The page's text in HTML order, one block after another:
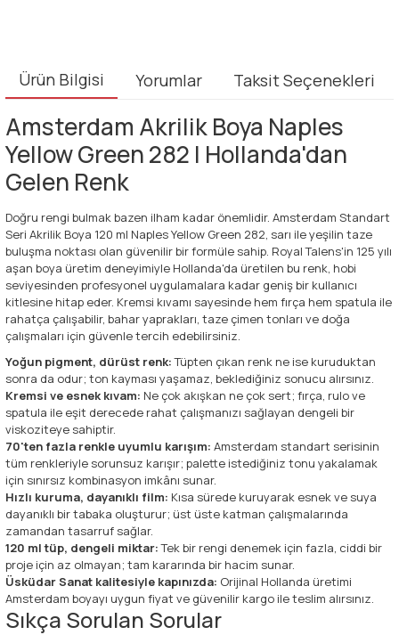
Ürün Bilgisi Yorumlar Taksit Seçenekleri
Amsterdam Akrilik Boya Naples
Yellow Green 282 | Hollanda'dan
Gelen Renk
Doğru rengi bulmak bazen ilham kadar önemlidir. Amsterdam Standart
Seri Akrilik Boya 120 ml Naples Yellow Green 282, sarı ile yeşilin taze
buluşma noktası olan güvenilir bir formüle sahip. Royal Talens'in 125 yılı
aşan boya üretim deneyimiyle Hollanda'da üretilen bu renk, hobi
seviyesinden profesyonel uygulamalara kadar geniş bir kullanıcı
kitlesine hitap eder. Kremsi kıvamı sayesinde hem fırça hem spatula ile
rahatça çalışabilir, bahar yaprakları, taze çimen tonları ve doğa
çalışmaları için güvenle tercih edebilirsiniz.
Yoğun pigment, dürüst renk:Tüpten çıkan renk ne ise kuruduktan
sonra da odur; ton kayması yaşamaz, beklediğiniz sonucu alırsınız.
Kremsi ve esnek kıvam: Ne çok akışkan ne çok sert; fırça, rulo ve
spatula ile eşit derecede rahat çalışmanızı sağlayan dengeli bir
viskoziteye sahiptir.
70'ten fazla renkle uyumlu karışım: Amsterdam standart serisinin
tüm renkleriyle sorunsuz karışır; palette istediğiniz tonu yakalamak
için sınırsız kombinasyon imkânı sunar.
Hızlı kuruma, dayanıklı film: Kısa sürede kuruyarak esnek ve suya
dayanıklı bir tabaka oluşturur; üst üste katman çalışmalarında
zamandan tasarruf sağlar.
120 ml tüp, dengeli miktar:Tek bir rengi denemek için fazla, ciddi bir
proje için az olmayan; tam kararında bir hacim sunar.
Üsküdar Sanat kalitesiyle kapınızda: Orijinal Hollanda üretimi
Amsterdam boyayı uygun fiyat ve güvenilir kargo ile teslim alırsınız.
Sıkça Sorulan Sorular